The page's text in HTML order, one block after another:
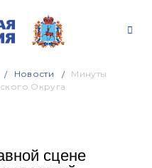
Новости
Минуты
Округа
сцене